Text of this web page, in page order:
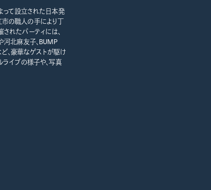
って設立された日本発
市の職人の手により丁
れたパーティには、
河北麻友子、BUMP
、豪華なゲストが駆け
ライブの様子や、写真